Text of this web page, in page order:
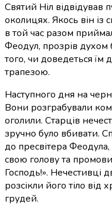
Святий Ніл відвідував
околицях. Якось він із
в той час разом
Феодул, прозрів духом
того, чи доведеться їм
трапезою.
Наступного дня на
Вони розграбували
оголили. Старців
зручно було вбивати.
до пресвітера
свою голову та
Господь!». Нечестивці
розсікли його тіло від
грудей.